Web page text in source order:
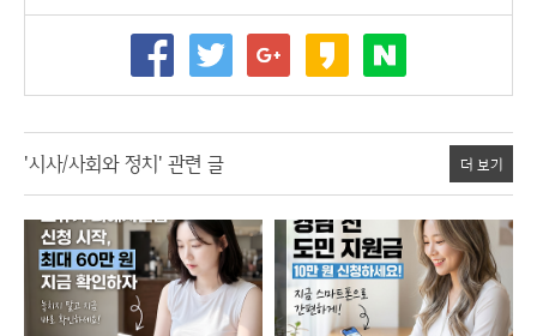
'시사/사회와 정치' 관련 글 더 보기